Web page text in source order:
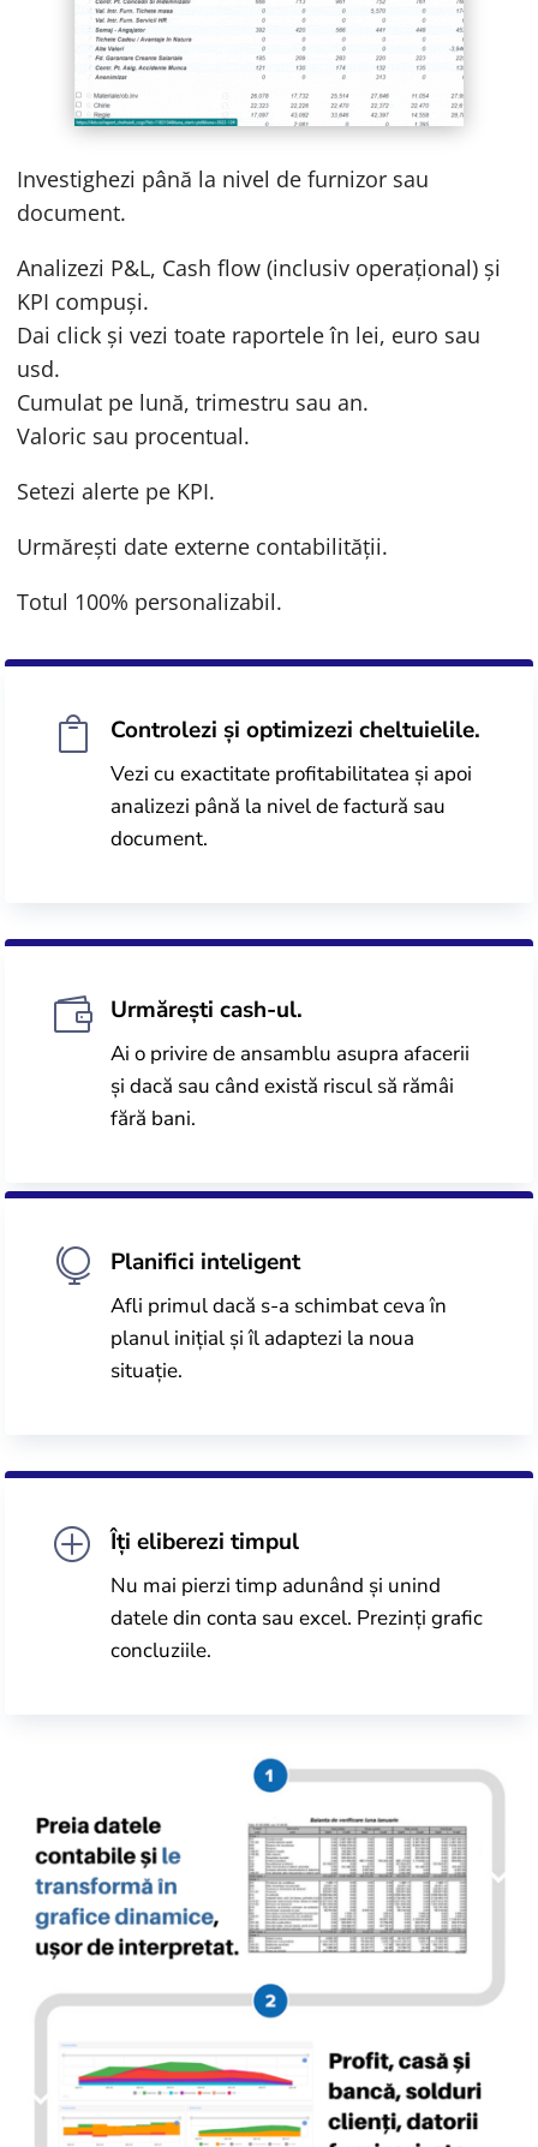
Investighezi până la nivel de furnizor sau
document.
Analizezi P&L, Cash flow (inclusiv operațional) și
KPI compuși.
Dai click și vezi toate raportele în lei, euro sau
usd.
Cumulat pe lună, trimestru sau an.
Valoric sau procentual.
Setezi alerte pe KPI.
Urmărești date externe contabilității.
Totul 100% personalizabil.
 Controlezi și optimizezi cheltuielile.
Vezi cu exactitate profitabilitatea și apoi
analizezi până la nivel de factură sau
document.
 Urmărești cash-ul.
Ai o privire de ansamblu asupra afacerii
și dacă sau când există riscul să rămâi
fără bani.
 Planifici inteligent
Afli primul dacă s-a schimbat ceva în
planul inițial și îl adaptezi la noua
situație.
P Îți eliberezi timpul
Nu mai pierzi timp adunând și unind
datele din conta sau excel. Prezinți grafic
concluziile.